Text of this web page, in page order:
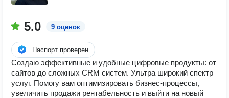
5.0 9 оценок
Паспорт проверен
Создаю эффективные и удобные цифровые продукты: от
сайтов до сложных CRM систем. Ультра широкий спектр
услуг. Помогу вам оптимизировать бизнес-процессы,
увеличить продажи рентабельность и выйти на новый